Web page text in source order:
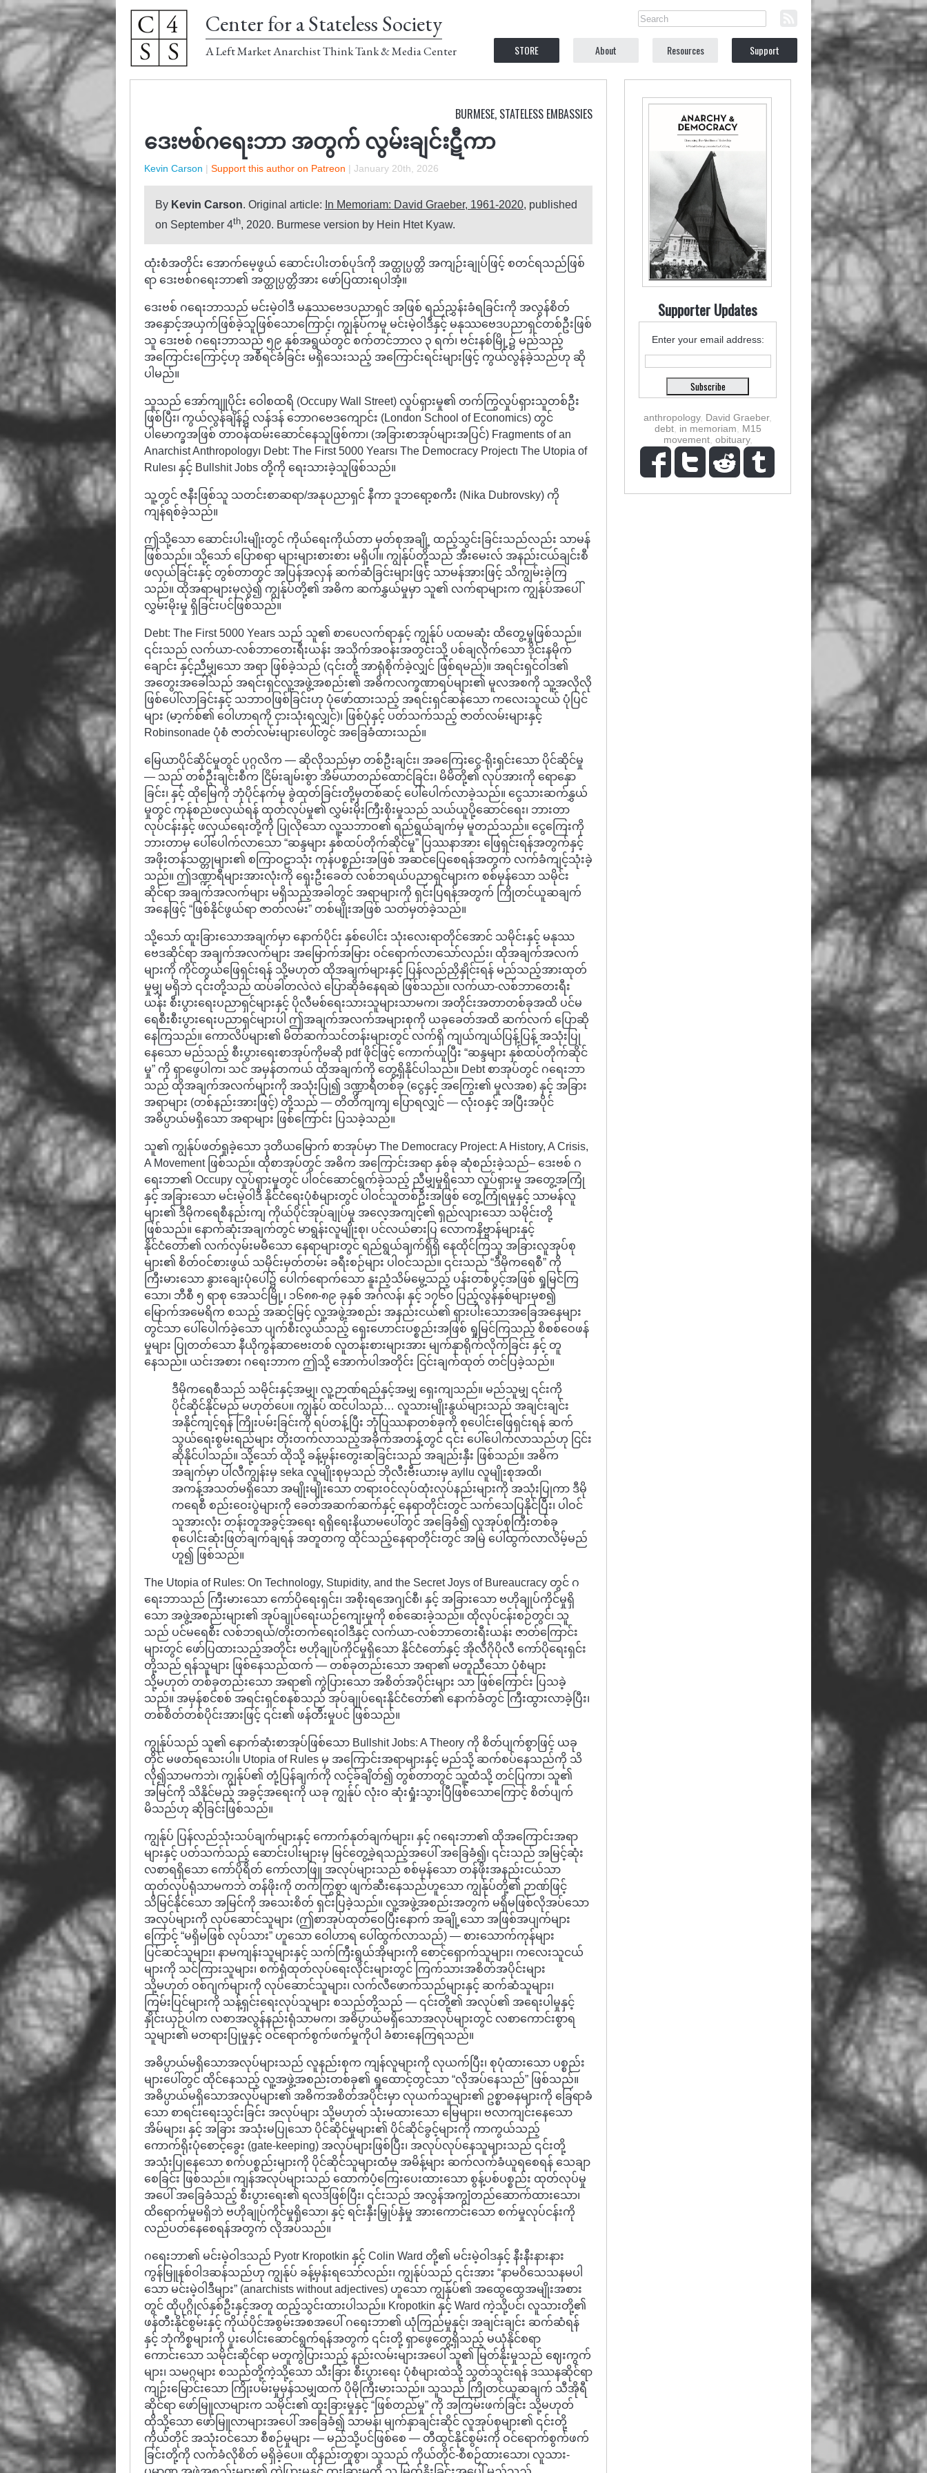
Center for a Stateless Society
A Left Market Anarchist Think Tank & Media Center STORE About Resources Support
BURMESE, STATELESS EMBASSIES
ဒေးဗစ်ဂရေးဘာ အတွက် လွမ်းချင်းဋီကာ
Kevin Carson | Support this author on Patreon | January 20th, 2026
By Kevin Carson. Original article: In Memoriam: David Graeber, 1961-2020, published
on September 4th, 2020. Burmese version by Hein Htet Kyaw.
ထုံးစံအတိုင်း အောက်မေ့ဖွယ် ဆောင်းပါးတစ်ပုဒ်ကို အတ္ထုပ္ပတ္တိ အကျဉ်းချုပ်ဖြင့် စတင်ရသည်ဖြစ်
ရာ ဒေးဗစ်ဂရေးဘာ၏ အတ္ထုပ္ပတ္တိအား ဖော်ပြထားရပါအံ့။
ဒေးဗစ် ဂရေးဘာသည် မင်းမဲ့ဝါဒီ မနုဿဗေဒပညာရှင် အဖြစ် ရည်ညွှန်းခံရခြင်းကို အလွန်စိတ်
အနှောင့်အယှက်ဖြစ်ခဲ့သူဖြစ်သောကြောင့်၊ ကျွန်ုပ်ကမူ မင်းမဲ့ဝါဒီနှင့် မနုဿဗေဒပညာရှင်တစ်ဦးဖြစ်
သူ ဒေးဗစ် ဂရေးဘာသည် ၅၉ နှစ်အရွယ်တွင် စက်တင်ဘာလ ၃ ရက်၊ ဗင်းနစ်မြို့၌ မည်သည့်
အကြောင်းကြောင့်ဟု အစီရင်ခံခြင်း မရှိသေးသည့် အကြောင်းရင်းများဖြင့် ကွယ်လွန်ခဲ့သည်ဟု ဆို
ပါမည်။
သူသည် အော်ကျူပိုင်း ဝေါစထရိ (Occupy Wall Street) လှုပ်ရှားမှု၏ တက်ကြွလှုပ်ရှားသူတစ်ဦး
ဖြစ်ပြီး၊ ကွယ်လွန်ချိန်၌ လန်ဒန် ဘောဂဗေဒကျောင်း (London School of Economics) တွင်
ပါမောက္ခအဖြစ် တာဝန်ထမ်းဆောင်နေသူဖြစ်ကာ၊ (အခြားစာအုပ်များအပြင်) Fragments of an
Anarchist Anthropology၊ Debt: The First 5000 Years၊ The Democracy Project၊ The Utopia of
Rules၊ နှင့် Bullshit Jobs တို့ကို ရေးသားခဲ့သူဖြစ်သည်။
သူ့တွင် ဇနီးဖြစ်သူ သတင်းစာဆရာ/အနုပညာရှင် နီကာ ဒူဘရော့စကီး (Nika Dubrovsky) ကို
ကျန်ရစ်ခဲ့သည်။
ဤသို့သော ဆောင်းပါးမျိုးတွင် ကိုယ်ရေးကိုယ်တာ မှတ်စုအချို့ ထည့်သွင်းခြင်းသည်လည်း သာမန်
ဖြစ်သည်။ သို့သော် ပြောစရာ များများစားစား မရှိပါ။ ကျွန်ုပ်တို့သည် အီးမေးလ် အနည်းငယ်ချင်းစီ
ဖလှယ်ခြင်းနှင့် တွစ်တာတွင် အပြန်အလှန် ဆက်ဆံခြင်းများဖြင့် သာမန်အားဖြင့် သိကျွမ်းခဲ့ကြ
သည်။ ထိုအရာများမှလွဲ၍ ကျွန်ုပ်တို့၏ အဓိက ဆက်နွှယ်မှုမှာ သူ၏ လက်ရာများက ကျွန်ုပ်အပေါ်
လွှမ်းမိုးမှု ရှိခြင်းပင်ဖြစ်သည်။
Debt: The First 5000 Years သည် သူ၏ စာပေလက်ရာနှင့် ကျွန်ုပ် ပထမဆုံး ထိတွေ့မှုဖြစ်သည်။
၎င်းသည် လက်ယာ-လစ်ဘာတေးရီးယန်း အသိုက်အဝန်းအတွင်းသို့ ပစ်ချလိုက်သော ဒိုင်းနမိုက်
ချောင်း နှင့်ညီမျှသော အရာ ဖြစ်ခဲ့သည် (၎င်းတို့ အာရုံစိုက်ခဲ့လျှင် ဖြစ်ရမည်)။ အရင်းရှင်ဝါဒ၏
အတွေးအခေါ်သည် အရင်းရှင်လူ့အဖွဲ့အစည်း၏ အဓိကလက္ခဏာရပ်များ၏ မူလအစကို သူ့အလိုလို
ဖြစ်ပေါ်လာခြင်းနှင့် သဘာဝဖြစ်ခြင်းဟု ပုံဖော်ထားသည့် အရင်းရှင်ဆန်သော ကလေးသူငယ် ပုံပြင်
များ (မာ့က်စ်၏ ဝေါဟာရကို ငှားသုံးရလျှင်)၊ ဖြစ်ပုံနှင့် ပတ်သက်သည့် ဇာတ်လမ်းများနှင့်
Robinsonade ပုံစံ ဇာတ်လမ်းများပေါ်တွင် အခြေခံထားသည်။
မြေယာပိုင်ဆိုင်မှုတွင် ပုဂ္ဂလိက — ဆိုလိုသည်မှာ တစ်ဦးချင်း၊ အခကြေးငွေ-ရိုးရှင်းသော ပိုင်ဆိုင်မှု
— သည် တစ်ဦးချင်းစီက ငြိမ်းချမ်းစွာ အိမ်ယာတည်ထောင်ခြင်း၊ မိမိတို့၏ လုပ်အားကို ရောနှော
ခြင်း၊ နှင့် ထိုမြေကို ဘုံပိုင်နက်မှ ခွဲထုတ်ခြင်းတို့မှတစ်ဆင့် ပေါ်ပေါက်လာခဲ့သည်။ ငွေသားဆက်နွှယ်
မှုတွင် ကုန်စည်ဖလှယ်ရန် ထုတ်လုပ်မှု၏ လွှမ်းမိုးကြီးစိုးမှုသည် သယ်ယူပို့ဆောင်ရေး၊ ဘားတာ
လုပ်ငန်းနှင့် ဖလှယ်ရေးတို့ကို ပြုလိုသော လူ့သဘာဝ၏ ရည်ရွယ်ချက်မှ မူတည်သည်။ ငွေကြေးကို
ဘားတာမှ ပေါ်ပေါက်လာသော “ဆန္ဒများ နှစ်ထပ်တိုက်ဆိုင်မှု” ပြဿနာအား ဖြေရှင်းရန်အတွက်နှင့်
အဖိုးတန်သတ္တုများ၏ စကြာဝဠာသုံး ကုန်ပစ္စည်းအဖြစ် အဆင်ပြေစေရန်အတွက် လက်ခံကျင့်သုံးခဲ့
သည်။ ဤဒဏ္ဍာရီများအားလုံးကို ရှေးဦးခေတ် လစ်ဘရယ်ပညာရှင်များက စစ်မှန်သော သမိုင်း
ဆိုင်ရာ အချက်အလက်များ မရှိသည့်အခါတွင် အရာများကို ရှင်းပြရန်အတွက် ကြိုတင်ယူဆချက်
အနေဖြင့် “ဖြစ်နိုင်ဖွယ်ရာ ဇာတ်လမ်း” တစ်မျိုးအဖြစ် သတ်မှတ်ခဲ့သည်။
သို့သော် ထူးခြားသောအချက်မှာ နောက်ပိုင်း နှစ်ပေါင်း သုံးလေးရာတိုင်အောင် သမိုင်းနှင့် မနုဿ
ဗေဒဆိုင်ရာ အချက်အလက်များ အမြောက်အမြား ဝင်ရောက်လာသော်လည်း၊ ထိုအချက်အလက်
များကို ကိုင်တွယ်ဖြေရှင်းရန် သို့မဟုတ် ထိုအချက်များနှင့် ပြန်လည်ညှိနှိုင်းရန် မည်သည့်အားထုတ်
မှုမျှ မရှိဘဲ ၎င်းတို့သည် ထပ်ခါတလဲလဲ ပြောဆိုခံနေရဆဲ ဖြစ်သည်။ လက်ယာ-လစ်ဘာတေးရီး
ယန်း စီးပွားရေးပညာရှင်များနှင့် ပိုလီမစ်ရေးသားသူများသာမက၊ အတိုင်းအတာတစ်ခုအထိ ပင်မ
ရေစီးစီးပွားရေးပညာရှင်များပါ ဤအချက်အလက်အများစုကို ယခုခေတ်အထိ ဆက်လက် ပြောဆို
နေကြသည်။ ကောလိပ်များ၏ မိတ်ဆက်သင်တန်းများတွင် လက်ရှိ ကျယ်ကျယ်ပြန့်ပြန့် အသုံးပြု
နေသော မည်သည့် စီးပွားရေးစာအုပ်ကိုမဆို pdf ဖိုင်ဖြင့် ကောက်ယူပြီး “ဆန္ဒများ နှစ်ထပ်တိုက်ဆိုင်
မှု” ကို ရှာဖွေပါက၊ သင် အမှန်တကယ် ထိုအချက်ကို တွေ့ရှိနိုင်ပါသည်။ Debt စာအုပ်တွင် ဂရေးဘာ
သည် ထိုအချက်အလက်များကို အသုံးပြု၍ ဒဏ္ဍာရီတစ်ခု (ငွေနှင့် အကြွေး၏ မူလအစ) နှင့် အခြား
အရာများ (တစ်နည်းအားဖြင့်) တို့သည် — တိတိကျကျ ပြောရလျှင် — လုံးဝနှင့် အပြီးအပိုင်
အဓိပ္ပာယ်မရှိသော အရာများ ဖြစ်ကြောင်း ပြသခဲ့သည်။
သူ၏ ကျွန်ုပ်ဖတ်ရှုခဲ့သော ဒုတိယမြောက် စာအုပ်မှာ The Democracy Project: A History, A Crisis,
A Movement ဖြစ်သည်။ ထိုစာအုပ်တွင် အဓိက အကြောင်းအရာ နှစ်ခု ဆုံစည်းခဲ့သည်– ဒေးဗစ် ဂ
ရေးဘာ၏ Occupy လှုပ်ရှားမှုတွင် ပါဝင်ဆောင်ရွက်ခဲ့သည့် ညီမျှမှုရှိသော လှုပ်ရှားမှု အတွေ့အကြုံ
နှင့် အခြားသော မင်းမဲ့ဝါဒီ နိုင်ငံရေးပုံစံများတွင် ပါဝင်သူတစ်ဦးအဖြစ် တွေ့ကြုံရမှုနှင့် သာမန်လူ
များ၏ ဒီမိုကရေစီနည်းကျ ကိုယ်ပိုင်အုပ်ချုပ်မှု အလေ့အကျင့်၏ ရှည်လျားသော သမိုင်းတို့
ဖြစ်သည်။ နောက်ဆုံးအချက်တွင် မာရွန်းလူမျိုးစု၊ ပင်လယ်ဓားပြ လောကနိဗ္ဗာန်များနှင့်
နိုင်ငံတော်၏ လက်လှမ်းမမီသော နေရာများတွင် ရည်ရွယ်ချက်ရှိရှိ နေထိုင်ကြသူ အခြားလူအုပ်စု
များ၏ စိတ်ဝင်စားဖွယ် သမိုင်းမှတ်တမ်း ခရီးစဉ်များ ပါဝင်သည်။ ၎င်းသည် “ဒီမိုကရေစီ” ကို
ကြီးမားသော နွားချေးပုံပေါ်၌ ပေါက်ရောက်သော နူးညံ့သိမ်မွေ့သည့် ပန်းတစ်ပွင့်အဖြစ် ရှုမြင်ကြ
သော၊ ဘီစီ ၅ ရာစု အေသင်မြို့၊ ၁၆၈၈-၈၉ ခုနှစ် အင်္ဂလန်၊ နှင့် ၁၇၆၀ ပြည့်လွန်နှစ်များမှစ၍
မြောက်အမေရိက စသည့် အဆင့်မြင့် လူ့အဖွဲ့အစည်း အနည်းငယ်၏ ရှားပါးသောအခြေအနေများ
တွင်သာ ပေါ်ပေါက်ခဲ့သော ပျက်စီးလွယ်သည့် ရှေးဟောင်းပစ္စည်းအဖြစ် ရှုမြင်ကြသည့် စိစစ်ဝေဖန်
မှုများ ပြုတတ်သော နီယိုကွန်ဆာဗေးတစ် လူတန်းစားများအား မျက်နှာရိုက်လိုက်ခြင်း နှင့် တူ
နေသည်။ ယင်းအစား ဂရေးဘာက ဤသို့ အောက်ပါအတိုင်း ငြင်းချက်ထုတ် တင်ပြခဲ့သည်။
ဒီမိုကရေစီသည် သမိုင်းနှင့်အမျှ၊ လူ့ဉာဏ်ရည်နှင့်အမျှ ရှေးကျသည်။ မည်သူမျှ ၎င်းကို
ပိုင်ဆိုင်နိုင်မည် မဟုတ်ပေ။ ကျွန်ုပ် ထင်ပါသည်… လူသားမျိုးနွယ်များသည် အချင်းချင်း
အနိုင်ကျင့်ရန် ကြိုးပမ်းခြင်းကို ရပ်တန့်ပြီး ဘုံပြဿနာတစ်ခုကို စုပေါင်းဖြေရှင်းရန် ဆက်
သွယ်ရေးစွမ်းရည်များ တိုးတက်လာသည့်အခိုက်အတန့်တွင် ၎င်း ပေါ်ပေါက်လာသည်ဟု ငြင်း
ဆိုနိုင်ပါသည်။ သို့သော် ထိုသို့ ခန့်မှန်းတွေးဆခြင်းသည် အချည်းနှီး ဖြစ်သည်။ အဓိက
အချက်မှာ ပါလီကျွန်းမှ seka လူမျိုးစုမှသည် ဘိုလီးဗီးယားမှ ayllu လူမျိုးစုအထိ၊
အကန့်အသတ်မရှိသော အမျိုးမျိုးသော တရားဝင်လုပ်ထုံးလုပ်နည်းများကို အသုံးပြုကာ ဒီမို
ကရေစီ စည်းဝေးပွဲများကို ခေတ်အဆက်ဆက်နှင့် နေရာတိုင်းတွင် သက်သေပြနိုင်ပြီး၊ ပါဝင်
သူအားလုံး တန်းတူအခွင့်အရေး ရရှိရေးနိယာမပေါ်တွင် အခြေခံ၍ လူအုပ်စုကြီးတစ်ခု
စုပေါင်းဆုံးဖြတ်ချက်ချရန် အတူတကွ ထိုင်သည့်နေရာတိုင်းတွင် အမြဲ ပေါ်ထွက်လာလိမ့်မည်
ဟူ၍ ဖြစ်သည်။
The Utopia of Rules: On Technology, Stupidity, and the Secret Joys of Bureaucracy တွင် ဂ
ရေးဘာသည် ကြီးမားသော ကော်ပိုရေးရှင်း၊ အစိုးရအေဂျင်စီ၊ နှင့် အခြားသော ဗဟိုချုပ်ကိုင်မှုရှိ
သော အဖွဲ့အစည်းများ၏ အုပ်ချုပ်ရေးယဉ်ကျေးမှုကို စစ်ဆေးခဲ့သည်။ ထိုလုပ်ငန်းစဉ်တွင်၊ သူ
သည် ပင်မရေစီး လစ်ဘရယ်/တိုးတက်ရေးဝါဒီနှင့် လက်ယာ-လစ်ဘာတေးရီးယန်း ဇာတ်ကြောင်း
များတွင် ဖော်ပြထားသည့်အတိုင်း ဗဟိုချုပ်ကိုင်မှုရှိသော နိုင်ငံတော်နှင့် အိုလီဂိုပိုလီ ကော်ပိုရေးရှင်း
တို့သည် ရန်သူများ ဖြစ်နေသည်ထက် — တစ်ခုတည်းသော အရာ၏ မတူညီသော ပုံစံများ
သို့မဟုတ် တစ်ခုတည်းသော အရာ၏ ကွဲပြားသော အစိတ်အပိုင်းများ သာ ဖြစ်ကြောင်း ပြသခဲ့
သည်။ အမှန်စင်စစ် အရင်းရှင်စနစ်သည် အုပ်ချုပ်ရေးနိုင်ငံတော်၏ နောက်ခံတွင် ကြီးထွားလာခဲ့ပြီး၊
တစ်စိတ်တစ်ပိုင်းအားဖြင့် ၎င်း၏ ဖန်တီးမှုပင် ဖြစ်သည်။
ကျွန်ုပ်သည် သူ၏ နောက်ဆုံးစာအုပ်ဖြစ်သော Bullshit Jobs: A Theory ကို စိတ်ပျက်စွာဖြင့် ယခု
တိုင် မဖတ်ရသေးပါ။ Utopia of Rules မှ အကြောင်းအရာများနှင့် မည်သို့ ဆက်စပ်နေသည်ကို သိ
လို၍သာမကဘဲ၊ ကျွန်ုပ်၏ တုံ့ပြန်ချက်ကို လင့်ခ်ချိတ်၍ တွစ်တာတွင် သူ့ထံသို့ တင်ပြကာ၊ သူ၏
အမြင်ကို သိနိုင်မည့် အခွင့်အရေးကို ယခု ကျွန်ုပ် လုံးဝ ဆုံးရှုံးသွားပြီဖြစ်သောကြောင့် စိတ်ပျက်
မိသည်ဟု ဆိုခြင်းဖြစ်သည်။
ကျွန်ုပ် ပြန်လည်သုံးသပ်ချက်များနှင့် ကောက်နုတ်ချက်များ၊ နှင့် ဂရေးဘာ၏ ထိုအကြောင်းအရာ
များနှင့် ပတ်သက်သည့် ဆောင်းပါးများမှ မြင်တွေ့ခဲ့ရသည့်အပေါ် အခြေခံ၍၊ ၎င်းသည် အမြင့်ဆုံး
လစာရရှိသော ကော်ပိုရိတ် ကော်လာဖြူ အလုပ်များသည် စစ်မှန်သော တန်ဖိုးအနည်းငယ်သာ
ထုတ်လုပ်ရုံသာမကဘဲ တန်ဖိုးကို တက်ကြွစွာ ဖျက်ဆီးနေသည်ဟူသော ကျွန်ုပ်တို့၏ ဉာဏ်ဖြင့်
သိမြင်နိုင်သော အမြင်ကို အသေးစိတ် ရှင်းပြခဲ့သည်။ လူ့အဖွဲ့အစည်းအတွက် မရှိမဖြစ်လိုအပ်သော
အလုပ်များကို လုပ်ဆောင်သူများ (ဤစာအုပ်ထုတ်ဝေပြီးနောက် အချို့သော အဖြစ်အပျက်များ
ကြောင့် “မရှိမဖြစ် လုပ်သား” ဟူသော ဝေါဟာရ ပေါ်ထွက်လာသည်) — စားသောက်ကုန်များ
ပြင်ဆင်သူများ၊ နာမကျန်းသူများနှင့် သက်ကြီးရွယ်အိုများကို စောင့်ရှောက်သူများ၊ ကလေးသူငယ်
များကို သင်ကြားသူများ၊ စက်ရုံထုတ်လုပ်ရေးလိုင်းများတွင် ကြက်သားအစိတ်အပိုင်းများ
သို့မဟုတ် ဝစ်ဂျက်များကို လုပ်ဆောင်သူများ၊ လက်လီဖောက်သည်များနှင့် ဆက်ဆံသူများ၊
ကြမ်းပြင်များကို သန့်ရှင်းရေးလုပ်သူများ စသည်တို့သည် — ၎င်းတို့၏ အလုပ်၏ အရေးပါမှုနှင့်
နှိုင်းယှဉ်ပါက လစာအလွန်နည်းရုံသာမက၊ အဓိပ္ပာယ်မရှိသောအလုပ်များတွင် လစာကောင်းစွာရ
သူများ၏ မတရားပြုမှုနှင့် ဝင်ရောက်စွက်ဖက်မှုကိုပါ ခံစားနေကြရသည်။
အဓိပ္ပာယ်မရှိသောအလုပ်များသည် လူနည်းစုက ကျန်လူများကို လုယက်ပြီး၊ စုပုံထားသော ပစ္စည်း
များပေါ်တွင် ထိုင်နေသည့် လူ့အဖွဲ့အစည်းတစ်ခု၏ ရှုထောင့်တွင်သာ “လိုအပ်နေသည်” ဖြစ်သည်။
အဓိပ္ပာယ်မရှိသောအလုပ်များ၏ အဓိကအစိတ်အပိုင်းမှာ လုယက်သူများ၏ ဥစ္စာဓနများကို ခြေရာခံ
သော စာရင်းရေးသွင်းခြင်း အလုပ်များ သို့မဟုတ် သုံးမထားသော မြေများ၊ ဗလာကျင်းနေသော
အိမ်များ၊ နှင့် အခြား အသုံးမပြုသော ပိုင်ဆိုင်မှုများ၏ ပိုင်ဆိုင်ခွင့်များကို ကာကွယ်သည့်
ကောက်ရိုးပုံစောင့်ခွေး (gate-keeping) အလုပ်များဖြစ်ပြီး၊ အလုပ်လုပ်နေသူများသည် ၎င်းတို့
အသုံးပြုနေသော စက်ပစ္စည်းများကို ပိုင်ဆိုင်သူများထံမှ အမိန့်များ ဆက်လက်ခံယူရစေရန် သေချာ
စေခြင်း ဖြစ်သည်။ ကျန်အလုပ်များသည် ထောက်ပံ့ကြေးပေးထားသော စွန့်ပစ်ပစ္စည်း ထုတ်လုပ်မှု
အပေါ် အခြေခံသည့် စီးပွားရေး၏ ရလဒ်ဖြစ်ပြီး၊ ၎င်းသည် အလွန်အကျွံတည်ဆောက်ထားသော၊
ထိရောက်မှုမရှိဘဲ ဗဟိုချုပ်ကိုင်မှုရှိသော၊ နှင့် ရင်းနှီးမြှုပ်နှံမှု အားကောင်းသော စက်မှုလုပ်ငန်းကို
လည်ပတ်နေစေရန်အတွက် လိုအပ်သည်။
ဂရေးဘာ၏ မင်းမဲ့ဝါဒသည် Pyotr Kropotkin နှင့် Colin Ward တို့၏ မင်းမဲ့ဝါဒနှင့် နီးနီးနားနား
ကွန်မြူနစ်ဝါဒဆန်သည်ဟု ကျွန်ုပ် ခန့်မှန်းရသော်လည်း၊ ကျွန်ုပ်သည် ၎င်းအား “နာမဝိသေသနမပါ
သော မင်းမဲ့ဝါဒီများ” (anarchists without adjectives) ဟူသော ကျွန်ုပ်၏ အထွေထွေအမျိုးအစား
တွင် ထိုပုဂ္ဂိုလ်နှစ်ဦးနှင့်အတူ ထည့်သွင်းထားပါသည်။ Kropotkin နှင့် Ward ကဲ့သို့ပင်၊ လူသားတို့၏
ဖန်တီးနိုင်စွမ်းနှင့် ကိုယ်ပိုင်အစွမ်းအစအပေါ် ဂရေးဘာ၏ ယုံကြည်မှုနှင့်၊ အချင်းချင်း ဆက်ဆံရန်
နှင့် ဘုံကိစ္စများကို ပူးပေါင်းဆောင်ရွက်ရန်အတွက် ၎င်းတို့ ရှာဖွေတွေ့ရှိသည့် မယုံနိုင်စရာ
ကောင်းသော သမိုင်းဆိုင်ရာ မတူကွဲပြားသည့် နည်းလမ်းများအပေါ် သူ၏ မြတ်နိုးမှုသည် ဈေးကွက်
များ၊ သမဂ္ဂများ စသည်တို့ကဲ့သို့သော သီးခြား စီးပွားရေး ပုံစံများထဲသို့ သွတ်သွင်းရန် ဒဿနဆိုင်ရာ
ကျဉ်းမြောင်းသော ကြိုးပမ်းမှုမှန်သမျှထက် ပိုမိုကြီးမားသည်။ သူသည် ကြိုတင်ယူဆချက် သီအိုရီ
ဆိုင်ရာ ဖော်မြူလာများက သမိုင်း၏ ထူးခြားမှုနှင့် “ဖြစ်တည်မှု” ကို အကြမ်းဖက်ခြင်း သို့မဟုတ်
ထိုသို့သော ဖော်မြူလာများအပေါ် အခြေခံ၍ သာမန်၊ မျက်နှာချင်းဆိုင် လူအုပ်စုများ၏ ၎င်းတို့
ကိုယ်တိုင် အသုံးဝင်သော စီစဉ်မှုများ — မည်သို့ပင်ဖြစ်စေ — တီထွင်နိုင်စွမ်းကို ဝင်ရောက်စွက်ဖက်
ခြင်းတို့ကို လက်ခံလိုစိတ် မရှိခဲ့ပေ။ ထိုနည်းတူစွာ၊ သူသည် ကိုယ်တိုင်-စီစဉ်ထားသော၊ လူသား-
Supporter Updates
Enter your email address:
anthropology, David Graeber,
debt, in memoriam
M15
movement, obituary,